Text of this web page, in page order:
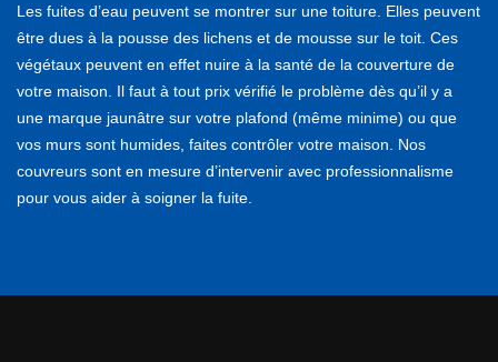
Les fuites d’eau peuvent se montrer sur une toiture. Elles peuvent
être dues à la pousse des lichens et de mousse sur le toit. Ces
végétaux peuvent en effet nuire à la santé de la couverture de
votre maison. Il faut à tout prix vérifié le problème dès qu’il y a
une marque jaunâtre sur votre plafond (même minime) ou que
vos murs sont humides, faites contrôler votre maison. Nos
couvreurs sont en mesure d’intervenir avec professionnalisme
pour vous aider à soigner la fuite.